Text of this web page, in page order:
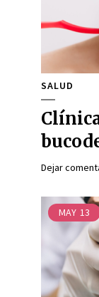
SALUD
Dejar
MAY 13